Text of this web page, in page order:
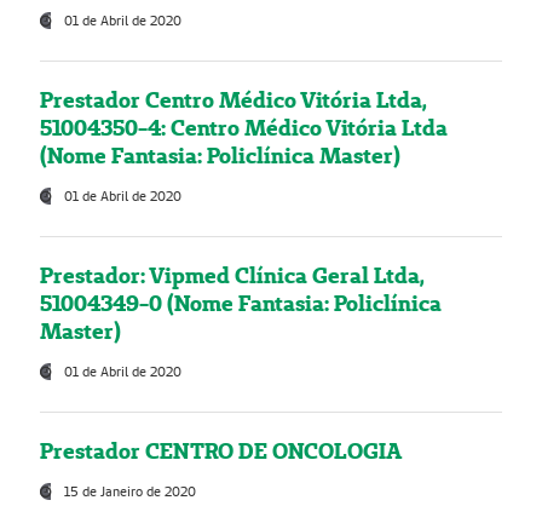
01 de Abril de 2020
Prestador Centro Médico Vitória Ltda,
51004350-4: Centro Médico Vitória Ltda
(Nome Fantasia: Policlínica Master)
01 de Abril de 2020
Prestador: Vipmed Clínica Geral Ltda,
51004349-0 (Nome Fantasia: Policlínica
Master)
01 de Abril de 2020
Prestador CENTRO DE ONCOLOGIA
15 de Janeiro de 2020